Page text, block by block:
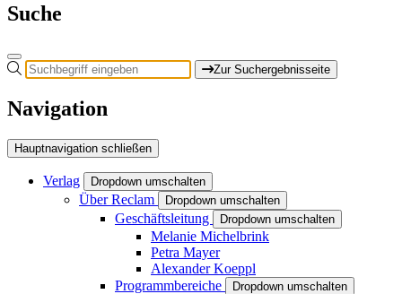
Suche
Zur Suchergebnisseite
Navigation
Hauptnavigation schließen
Verlag Dropdown umschalten
Über Reclam Dropdown umschalten
Geschäftsleitung Dropdown umschalten
Melanie Michelbrink
Petra Mayer
Alexander Koeppl
Programmbereiche
Dropdown umschalten